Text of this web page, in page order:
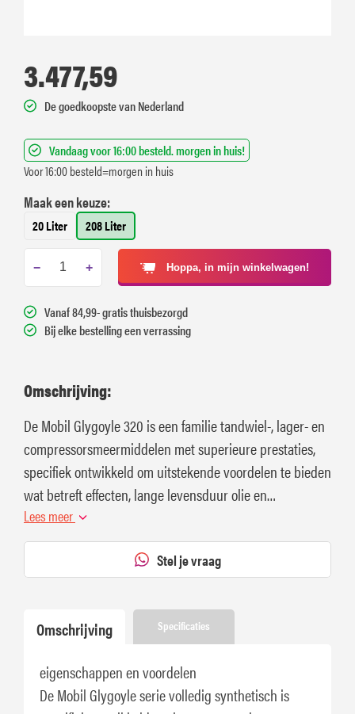
3.477,59
De goedkoopste van Nederland
Vandaag voor 16:00 besteld. morgen in huis!
Voor 16:00 besteld=morgen in huis
Maak een keuze:
20 Liter 208 Liter
− + Hoppa, in mijn winkelwagen!
Vanaf 84,99- gratis thuisbezorgd
Bij elke bestelling een verrassing
Omschrijving:
De Mobil Glygoyle 320 is een familie tandwiel-, lager- en
compressorsmeermiddelen met superieure prestaties,
specifiek ontwikkeld om uitstekende voordelen te bieden
wat betreft effecten, lange levensduur olie en
bescherming van machines.
Lees meer
Stel je vraag
Omschrijving Specificaties
eigenschappen en voordelen
De Mobil Glygoyle serie volledig synthetisch is